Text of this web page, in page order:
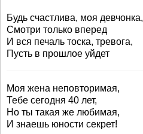
Будь счастлива, моя девчонка,
Смотри только вперед
И вся печаль тоска, тревога,
Пусть в прошлое уйдет
Моя жена неповторимая,
Тебе сегодня 40 лет,
Но ты такая же любимая,
И знаешь юности секрет!